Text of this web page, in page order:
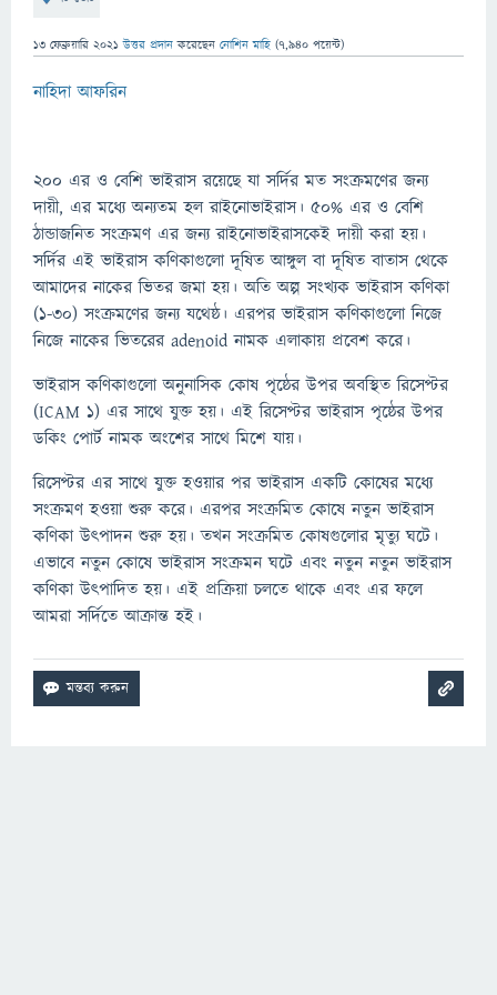
13 ফেব্রুয়ারি 2021 উত্তর প্রদান করেছেন নোশিন মাহি (7,940 পয়েন্ট)
নাহিদা আফরিন
২০০ এর ও বেশি ভাইরাস রয়েছে যা সর্দির মত সংক্রমণের জন্য
দায়ী, এর মধ্যে অন্যতম হল রাইনোভাইরাস। ৫০% এর ও বেশি
ঠান্ডাজনিত সংক্রমণ এর জন্য রাইনোভাইরাসকেই দায়ী করা হয়।
সর্দির এই ভাইরাস কণিকাগুলো দূষিত আঙ্গুল বা দূষিত বাতাস থেকে
আমাদের নাকের ভিতর জমা হয়। অতি অল্প সংখ্যক ভাইরাস কণিকা
(১-৩০) সংক্রমণের জন্য যথেষ্ঠ। এরপর ভাইরাস কণিকাগুলো নিজে
নিজে নাকের ভিতরের adenoid নামক এলাকায় প্রবেশ করে।
ভাইরাস কণিকাগুলো অনুনাসিক কোষ পৃষ্ঠের উপর অবস্থিত রিসেপ্টর
(ICAM 1) এর সাথে যুক্ত হয়। এই রিসেপ্টর ভাইরাস পৃষ্ঠের উপর
ডকিং পোর্ট নামক অংশের সাথে মিশে যায়।
রিসেপ্টর এর সাথে যুক্ত হওয়ার পর ভাইরাস একটি কোষের মধ্যে
সংক্রমণ হওয়া শুরু করে। এরপর সংক্রমিত কোষে নতুন ভাইরাস
কণিকা উৎপাদন শুরু হয়। তখন সংক্রমিত কোষগুলোর মৃত্যু ঘটে।
এভাবে নতুন কোষে ভাইরাস সংক্রমন ঘটে এবং নতুন নতুন ভাইরাস
কণিকা উৎপাদিত হয়। এই প্রক্রিয়া চলতে থাকে এবং এর ফলে
আমরা সর্দিতে আক্রান্ত হই।